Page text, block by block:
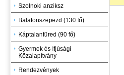
Szolnoki anziksz
Balatonszepezd (130 fő)
Káptalanfüred (90 fő)
Gyermek és Ifjúsági
Közalapítvány
Rendezvények